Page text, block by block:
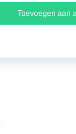
Toevoegen aan